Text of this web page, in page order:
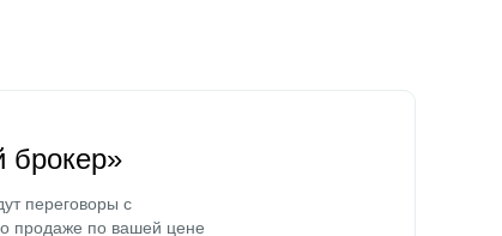
брокер»
переговоры с
продаже по вашей цене